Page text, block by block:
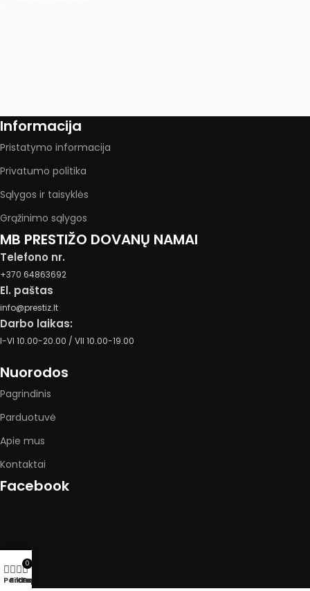
Informacija
Pristatymo informacija
Privatumo politika
Sąlygos ir taisyklės
Grąžinimo sąlygos
MB PRESTIŽO DOVANŲ NAMAI
Telefono nr.
+370 64863692
El. paštas
info@prestiz.lt
Darbo laikas:
I-VI 10.00-20.00 / VII 10.00-19.00
Nuorodos
Pagrindinis
Parduotuvė
Apie mus
Kontaktai
Facebook
Parduotuvė
Filtrai
0
Krepšelis
Paskyra